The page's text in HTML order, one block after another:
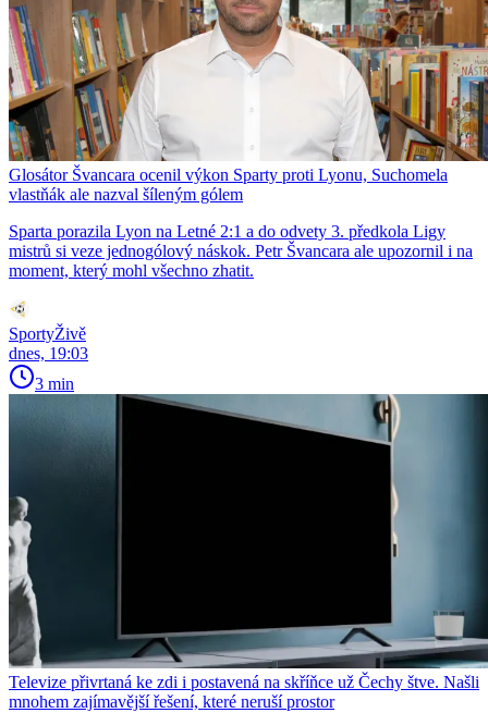
Glosátor Švancara ocenil výkon Sparty proti Lyonu, Suchomela
vlastňák ale nazval šíleným gólem
Sparta porazila Lyon na Letné 2:1 a do odvety 3. předkola Ligy
mistrů si veze jednogólový náskok. Petr Švancara ale upozornil i na
moment, který mohl všechno zhatit.
SportyŽivě
dnes, 19:03
3 min
Televize přivrtaná ke zdi i postavená na skříňce už Čechy štve. Našli
mnohem zajímavější řešení, které neruší prostor